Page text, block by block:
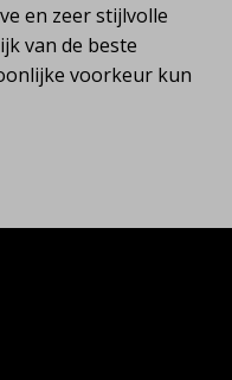
en zeer stijlvolle
van de beste
voorkeur kun